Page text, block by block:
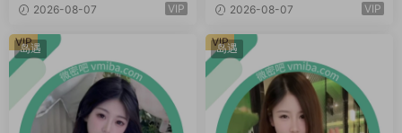
2026-08-07 VIP 2026-08-07 VIP
岛遇
VIP 岛遇
VIP